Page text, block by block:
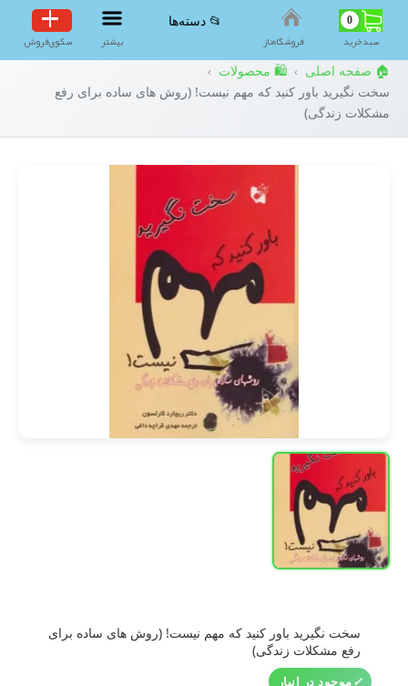
0
سبد‌خرید فروشگاه‌ناز
📂 دسته‌ها
بیشتر سکوی‌فروش
🏠 صفحه اصلی › 🛍️ محصولات ›
سخت نگیرید باور کنید که مهم نیست! (روش های ساده برای رفع
مشکلات زندگی)
سخت نگیرید باور کنید که مهم نیست! (روش های ساده برای
رفع مشکلات زندگی)
✓موجود در انبار